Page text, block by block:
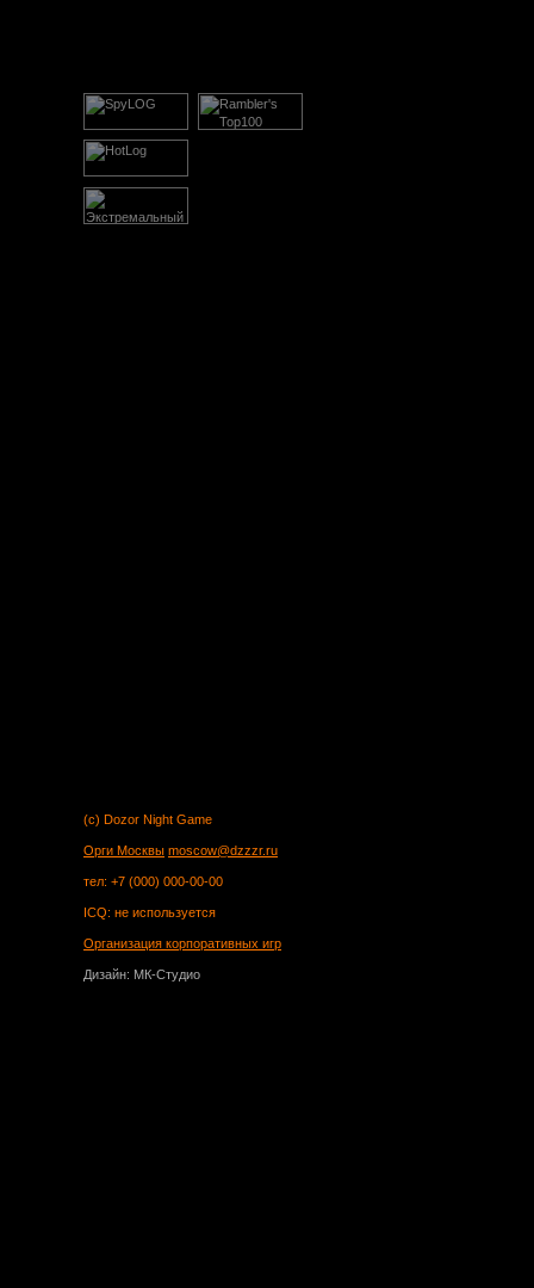
(c) Dozor Night Game
Орги Москвы moscow@dzzzr.ru
тел: +7 (000) 000-00-00
ICQ: не используется
Организация корпоративных игр
Дизайн: МК-Студио